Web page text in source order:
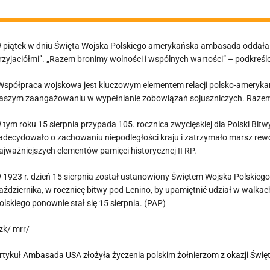
piątek w dniu Święta Wojska Polskiego amerykańska ambasada
„Razem bronimy wolności i wspólnych wartości” –
wojskowa jest kluczowym elementem relacji polsko-
zaangażowaniu w wypełnianie zobowiązań sojuszniczych.
tym roku 15 sierpnia przypada 105. rocznica zwycięskiej dla Polski
o zachowaniu niepodległości kraju i zatrzymało marsz
elementów pamięci historycznej II RP.
1923 r. dzień 15 sierpnia został ustanowiony Świętem Wojska
w rocznicę bitwy pod Lenino, by upamiętnić udział w
ponownie stał się 15 sierpnia. (PAP)
mrr/
Ambasada USA złożyła życzenia polskim żołnierzom z okazji